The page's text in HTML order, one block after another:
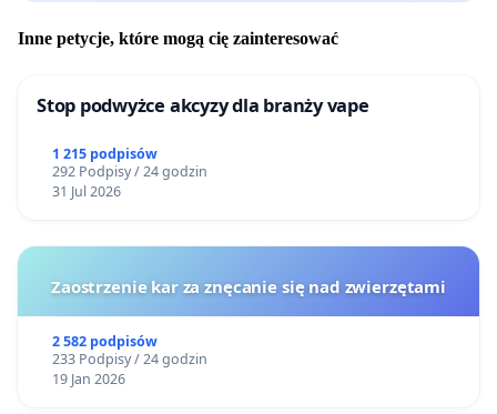
Inne petycje, które mogą cię zainteresować
Stop podwyżce akcyzy dla branży vape
1 215 podpisów
292 Podpisy / 24 godzin
31 Jul 2026
Zaostrzenie kar za znęcanie się nad zwierzętami
2 582 podpisów
233 Podpisy / 24 godzin
19 Jan 2026